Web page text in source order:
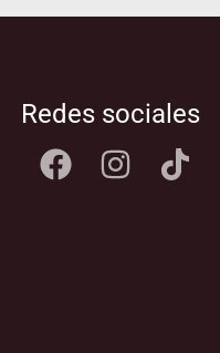
Redes sociales